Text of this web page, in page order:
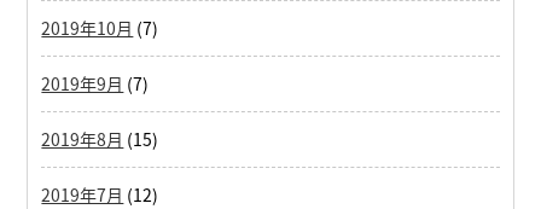
2019年10月 (7)
2019年9月 (7)
2019年8月 (15)
2019年7月 (12)